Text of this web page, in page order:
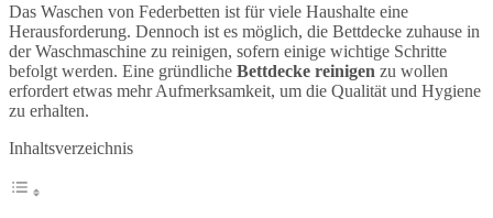
Das Waschen von Federbetten ist für viele Haushalte eine
Herausforderung. Dennoch ist es möglich, die Bettdecke zuhause in
der Waschmaschine zu reinigen, sofern einige wichtige Schritte
befolgt werden. Eine gründliche Bettdecke reinigen zu wollen
erfordert etwas mehr Aufmerksamkeit, um die Qualität und Hygiene
zu erhalten.
Inhaltsverzeichnis